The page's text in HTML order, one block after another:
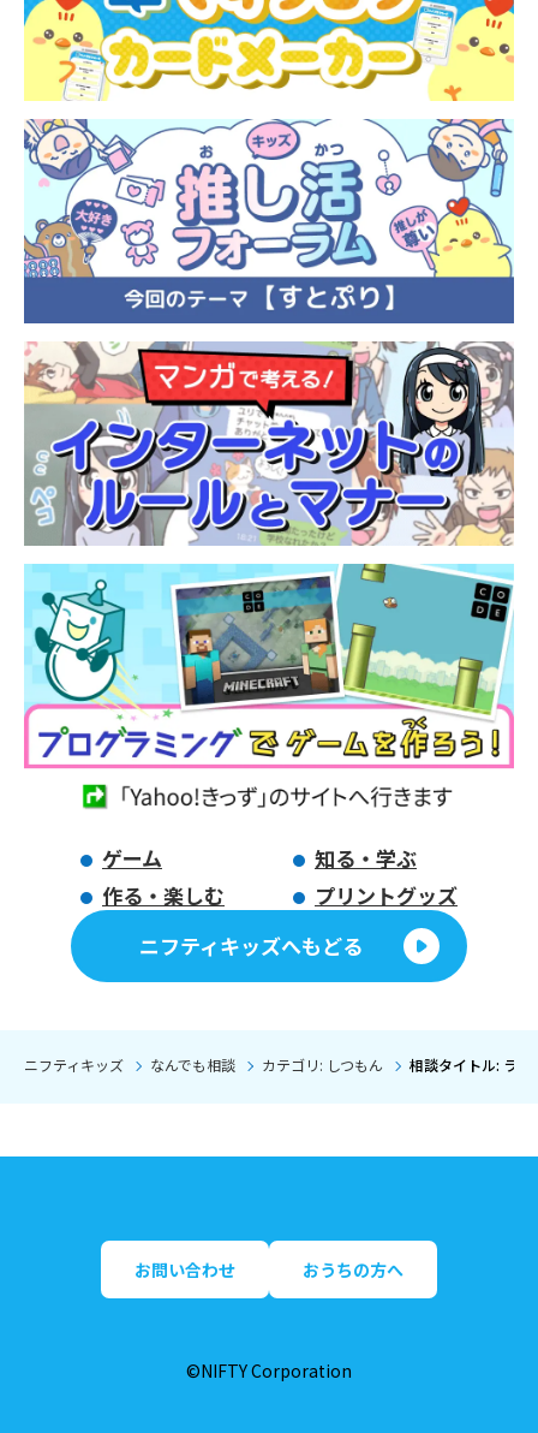
ゲーム
知る・学ぶ
作る・楽しむ
プリントグッズ
ニフティキッズへもどる
ニフティキッズ なんでも相談 カテゴリ: しつもん 相談タイトル: ラ
お問い合わせ おうちの方へ
©NIFTY Corporation